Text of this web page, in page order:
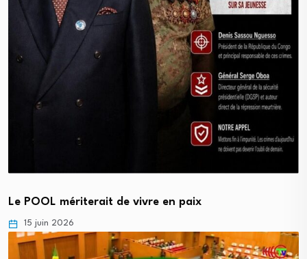
Le POOL mériterait de vivre en paix
15 juin 2026